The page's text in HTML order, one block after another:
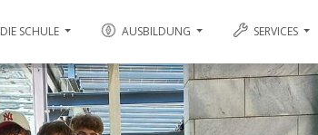
DIE SCHULE AUSBILDUNG SERVICES